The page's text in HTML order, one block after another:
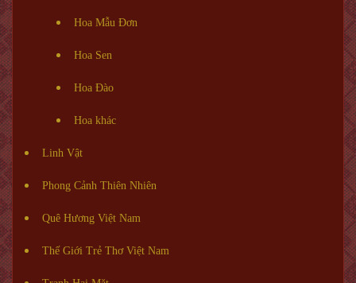
Hoa Mẫu Đơn
Hoa Sen
Hoa Đào
Hoa khác
Linh Vật
Phong Cảnh Thiên Nhiên
Quê Hương Việt Nam
Thế Giới Trẻ Thơ Việt Nam